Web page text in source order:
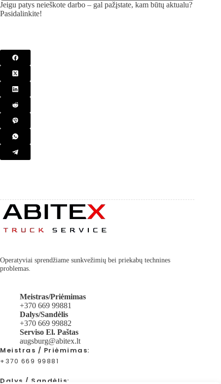
Jeigu patys neieškote darbo – gal pažįstate, kam būtų aktualu?
Pasidalinkite!
Operatyviai sprendžiame sunkvežimių bei priekabų technines
problemas.
Meistras/Priėmimas
+370 669 99881
Dalys/Sandėlis
+370 669 99882
Serviso El. Paštas
augsburg@abitex.lt
Meistras / Priėmimas:
+370 669 99881
Dalys / Sandėlis: